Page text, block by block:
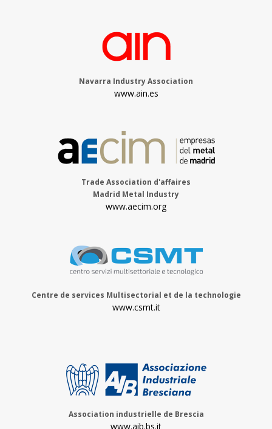
Navarra Industry Association
www.ain.es
Trade Association d'affaires
Madrid Metal Industry
www.aecim.org
Centre de services Multisectorial et de la technologie
www.csmt.it
Association industrielle de Brescia
www.aib.bs.it